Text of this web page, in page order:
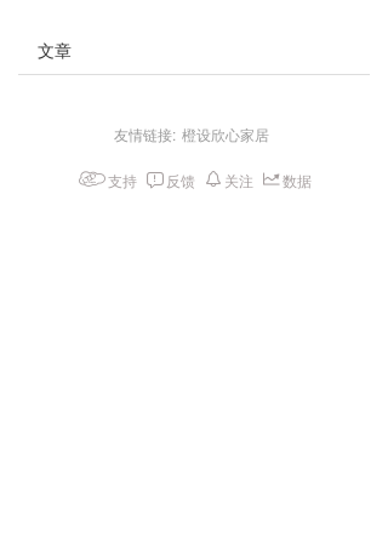
文章
友情链接: 橙设欣心家居
支持 反馈 关注 数据